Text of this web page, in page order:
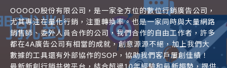
個人融資
房屋副擔保融資
OOOOO股份有限公司，是一家全方位的數位行銷廣告公司，
尤其專注在量化行銷，注重轉換率。也是一家同時與大量網路
銷售師、委外人員合作的公司，我們合作的自由工作者，許多
都在4A廣告公司有相當的成就，創意源源不絕，加上我們大
數據的工具還有外部協作的SOP，協助我們客戶屢創佳績！